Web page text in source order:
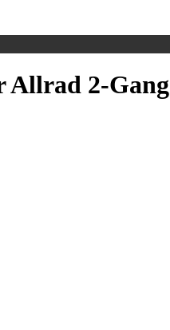
Allrad 2-Gang